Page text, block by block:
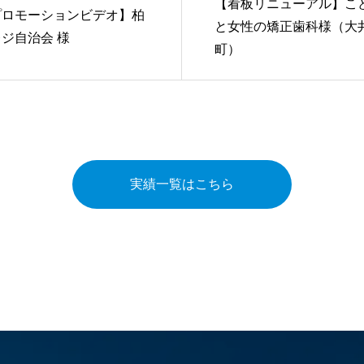
モーションビデオ】柏
自治会 様
【看板リニューアル】こ
と女性の矯正歯科様（大
町）
実績一覧はこちら